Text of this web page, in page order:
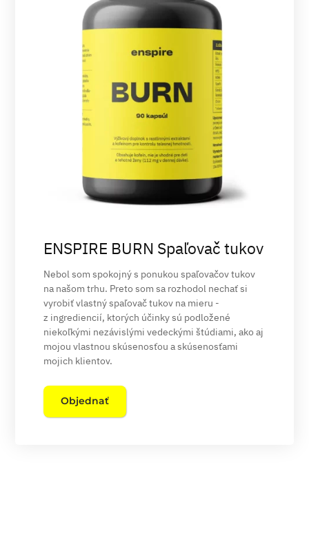
ENSPIRE BURN Spaľovač tukov
Nebol som spokojný s ponukou spaľovačov tukov
na našom trhu. Preto som sa rozhodol nechať si
vyrobiť vlastný spaľovač tukov na mieru -
z ingrediencií, ktorých účinky sú podložené
niekoľkými nezávislými vedeckými štúdiami, ako aj
mojou vlastnou skúsenosťou a skúsenosťami
mojich klientov.
Objednať